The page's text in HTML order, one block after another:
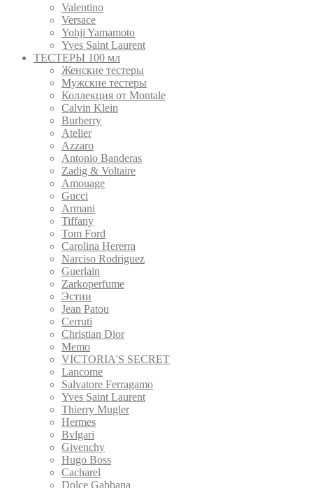
Valentino
Versace
Yohji Yamamoto
Yves Saint Laurent
ТЕСТЕРЫ 100 мл
Женские тестеры
Мужские тестеры
Коллекция от Montale
Calvin Klein
Burberry
Atelier
Azzaro
Antonio Banderas
Zadig & Voltaire
Amouage
Gucci
Armani
Tiffany
Tom Ford
Carolina Hererra
Narciso Rodriguez
Guerlain
Zarkoperfume
Эстии
Jean Patou
Cerruti
Christian Dior
Memo
VICTORIA'S SECRET
Lancome
Salvatore Ferragamo
Yves Saint Laurent
Thierry Mugler
Hermes
Bvlgari
Givenchy
Hugo Boss
Cacharel
Dolce Gabbana